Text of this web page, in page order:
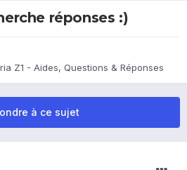
réponses :)
Z1 - Aides, Questions & Réponses
à ce sujet